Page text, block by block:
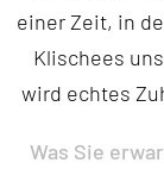
einer Zeit, in
Klischees
wird echtes
Was Sie